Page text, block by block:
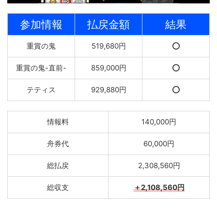
参加情報 払戻金額 結果
重賞の鬼 519,680円 ⭕️
重賞の鬼-直前- 859,000円 ⭕️
テティス 929,880円 ⭕️
情報料 140,000円
舟券代 60,000円
総払戻 2,308,560円
総収支 ＋2,108,560円